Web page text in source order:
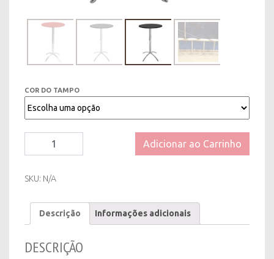
COR DO TAMPO
Revestido
Diversas
Cores
quantity
Adicionar ao Carrinho
SKU: N/A
Descrição Informações adicionais
DESCRIÇÃO